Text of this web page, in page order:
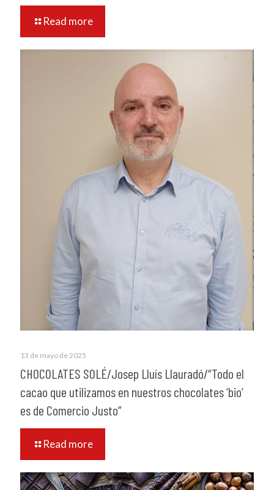
Read more
13 de mayo de 2025
CHOCOLATES SOLÉ/Josep Lluís Llauradó/“Todo el
cacao que utilizamos en nuestros chocolates ‘bio’
es de Comercio Justo”
Read more